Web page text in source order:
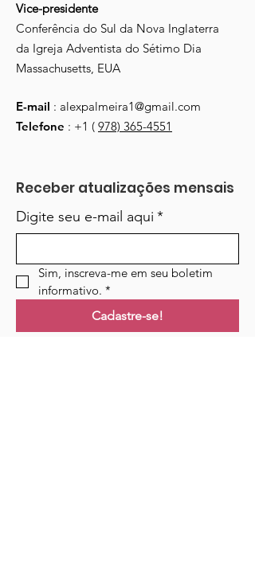
Vice-presidente
Conferência do Sul da Nova Inglaterra
da Igreja Adventista do Sétimo Dia
Massachusetts, EUA
E-mail : alexpalmeira1@gmail.com
Telefone : +1 ( 978) 365-4551
Receber atualizações mensais
Digite seu e-mail aqui *
Sim, inscreva-me em seu boletim
informativo. *
Cadastre-se!